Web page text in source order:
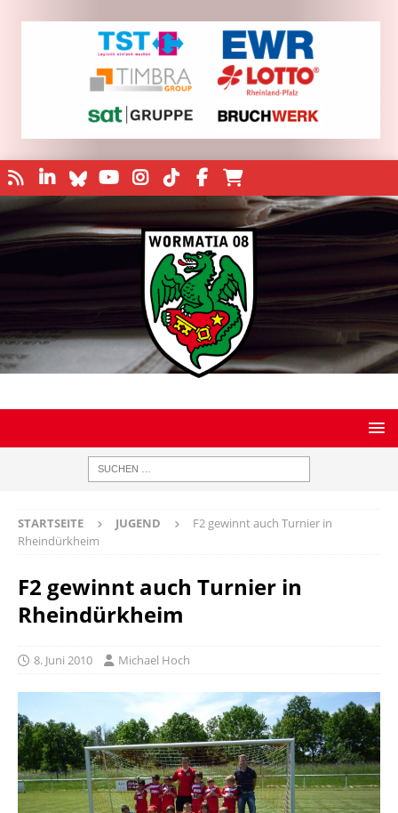
STARTSEITE JUGEND
F2 gewinnt auch Turnier in
Rheindürkheim
F2 gewinnt auch Turnier in
Rheindürkheim
8. Juni 2010 Michael Hoch